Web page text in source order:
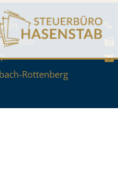
Rottenberg